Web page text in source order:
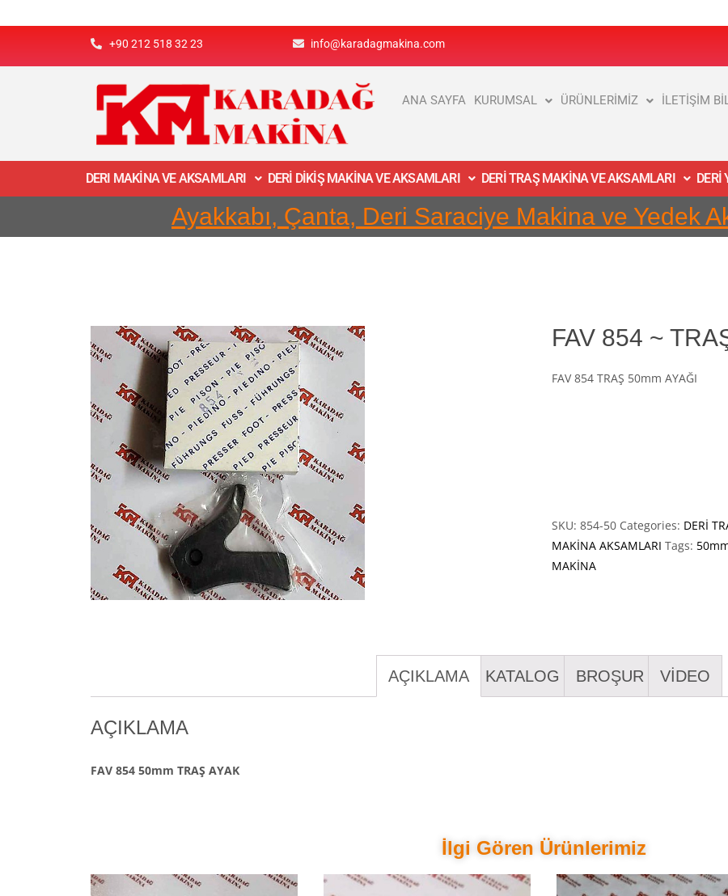
+90 212 518 32 23 info@karadagmakina.com
ANA SAYFA KURUMSAL ÜRÜNLERİMİZ İLETİŞİM
DERI MAKİNA VE AKSAMLARI DERİ DİKİŞ MAKİNA VE AKSAMLARI DERİ TRAŞ MAKİNA VE AKSAMLARI DERİ
Ayakkabı, Çanta, Deri Saraciye Makina ve Yedek
FAV 854 ~
FAV 854 TRAŞ 50mm AYAĞI
SKU: 854-50 Categories: DERİ
MAKİNA AKSAMLARI Tags:
MAKİNA
AÇIKLAMA KATALOG BROŞUR VİDEO
AÇIKLAMA
FAV 854 50mm TRAŞ AYAK
İlgi Gören Ürünlerimiz